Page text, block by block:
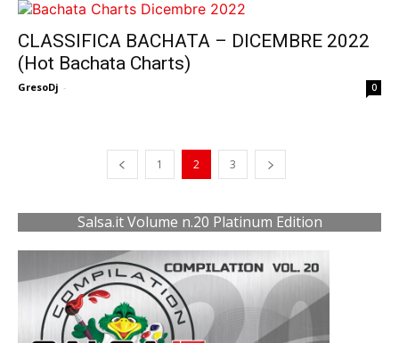
CLASSIFICA BACHATA – DICEMBRE 2022
(Hot Bachata Charts)
GresoDj - 0
1 2 3
Salsa.it Volume n.20 Platinum Edition